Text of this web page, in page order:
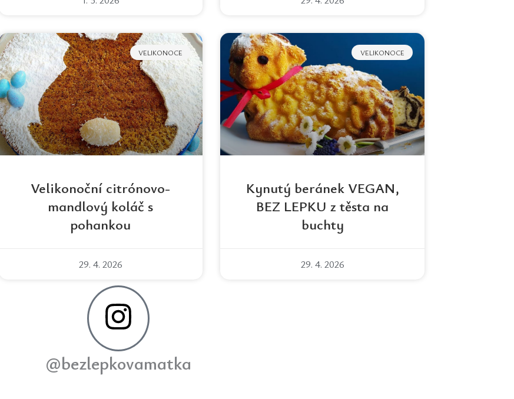
VELIKONOCE
Velikonoční citrónovo-
mandlový koláč s
pohankou
29. 4. 2026
VELIKONOCE
Kynutý beránek VEGAN,
BEZ LEPKU z těsta na
buchty
29. 4. 2026
@bezlepkovamatka